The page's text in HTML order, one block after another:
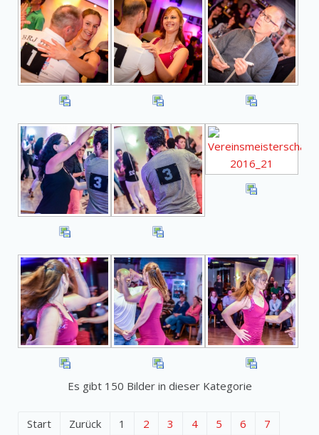
Es gibt 150 Bilder in dieser Kategorie
Start Zurück 1 2 3 4 5 6
7